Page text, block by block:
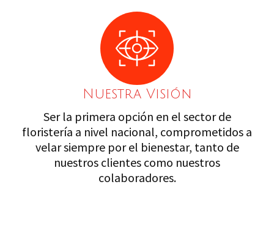
Nuestra Visión
Ser la primera opción en el sector de
floristería a nivel nacional, comprometidos a
velar siempre por el bienestar, tanto de
nuestros clientes como nuestros
colaboradores.